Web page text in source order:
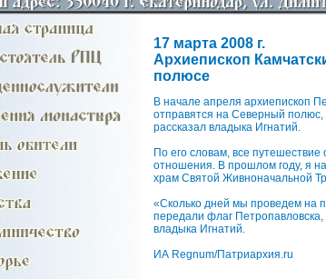
17 марта 2008 г.
Архиепископ
полюсе
В начале апреля архиепископ
отправятся на Северный
рассказал владыка Игнатий.
По его словам, все
отношения. В прошлом году, я
храм Святой Живноначальной
«Сколько дней мы проведем на
передали флаг
владыка Игнатий.
ИА Regnum/Патриархия.ru